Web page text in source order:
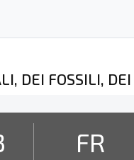
DEI FOSSILI,
FR